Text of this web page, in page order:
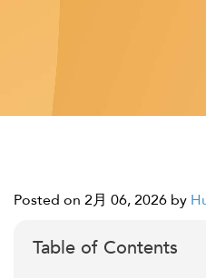
Posted on 2月 06, 2026 by
Table of Contents